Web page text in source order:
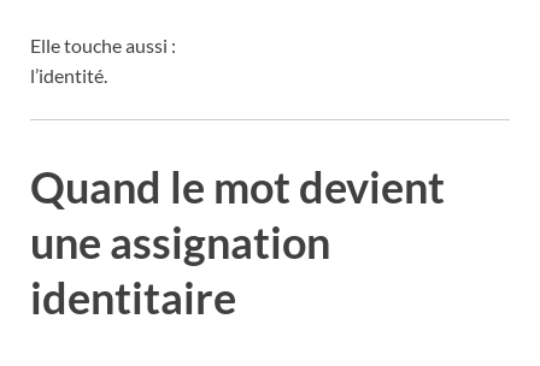
Elle touche aussi :
l’identité.
Quand le mot devient
une assignation
identitaire